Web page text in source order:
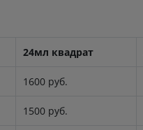
24мл квадрат
1600 руб.
1500 руб.